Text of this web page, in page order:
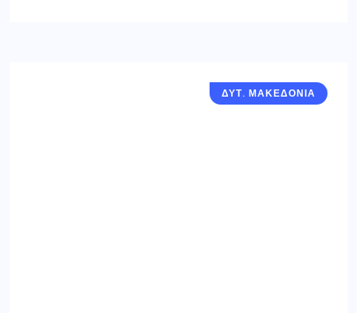
ΔΥΤ. ΜΑΚΕΔΟΝΙΑ